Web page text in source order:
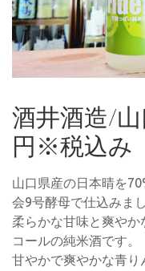
酒井酒造/
円※税込み
山口県産の日本晴を
会9号酵母で仕込みまし
柔らかな甘味と爽や
コールの純米酒です。
甘やかで爽やかな青